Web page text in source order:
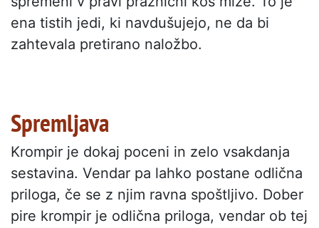
ena tistih jedi, ki navdušujejo, ne da bi
zahtevala pretirano naložbo.
Spremljava
Krompir je dokaj poceni in zelo vsakdanja
sestavina. Vendar pa lahko postane odlična
priloga, če se z njim ravna spoštljivo. Dober
pire krompir je odlična priloga, vendar ob tej